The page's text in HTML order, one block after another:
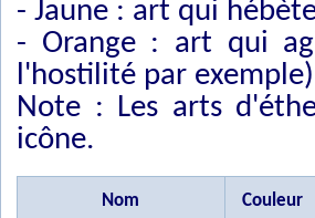
- Jaune : art qui
- Orange : art qui
l'hostilité par exemple)
Note : Les arts
icône.
Nom Couleur